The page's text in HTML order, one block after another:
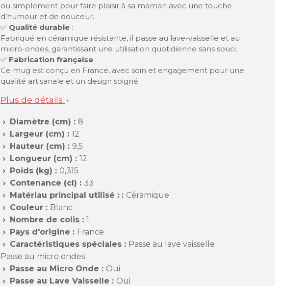
ou simplement pour faire plaisir à sa maman avec une touche
d’humour et de douceur.
✅ Qualité durable :
Fabriqué en céramique résistante, il passe au lave-vaisselle et au
micro-ondes, garantissant une utilisation quotidienne sans souci.
✅ Fabrication française :
Ce mug est conçu en France, avec soin et engagement pour une
qualité artisanale et un design soigné.
Plus de détails 
 Diamètre (cm) : 8
 Largeur (cm) : 12
 Hauteur (cm) : 9,5
 Longueur (cm) : 12
 Poids (kg) : 0,315
 Contenance (cl) : 33
 Matériau principal utilisé : : Céramique
 Couleur : Blanc
 Nombre de colis : 1
 Pays d'origine : France
 Caractéristiques spéciales : Passe au lave vaisselle
Passe au micro ondes
 Passe au Micro Onde : Oui
 Passe au Lave Vaisselle : Oui